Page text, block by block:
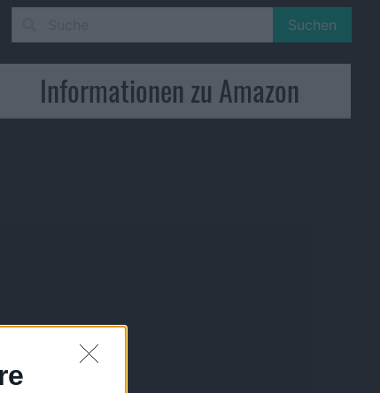
Suchen
Informationen zu Amazon